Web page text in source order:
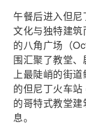
午餐后进入但
文化与独特建
的八角广场（
围汇聚了教堂
上最陡峭的街
的但尼丁火车
的哥特式教堂
息。